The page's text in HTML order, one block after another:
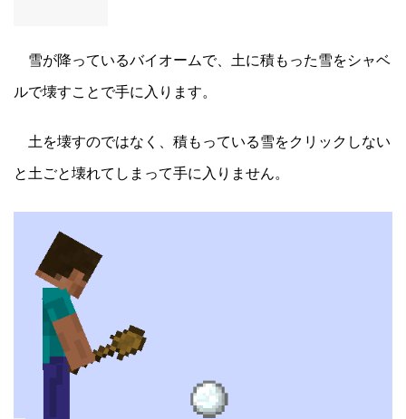
雪が降っているバイオームで、土に積もった雪をシャベ
ルで壊すことで手に入ります。
土を壊すのではなく、積もっている雪をクリックしない
と土ごと壊れてしまって手に入りません。